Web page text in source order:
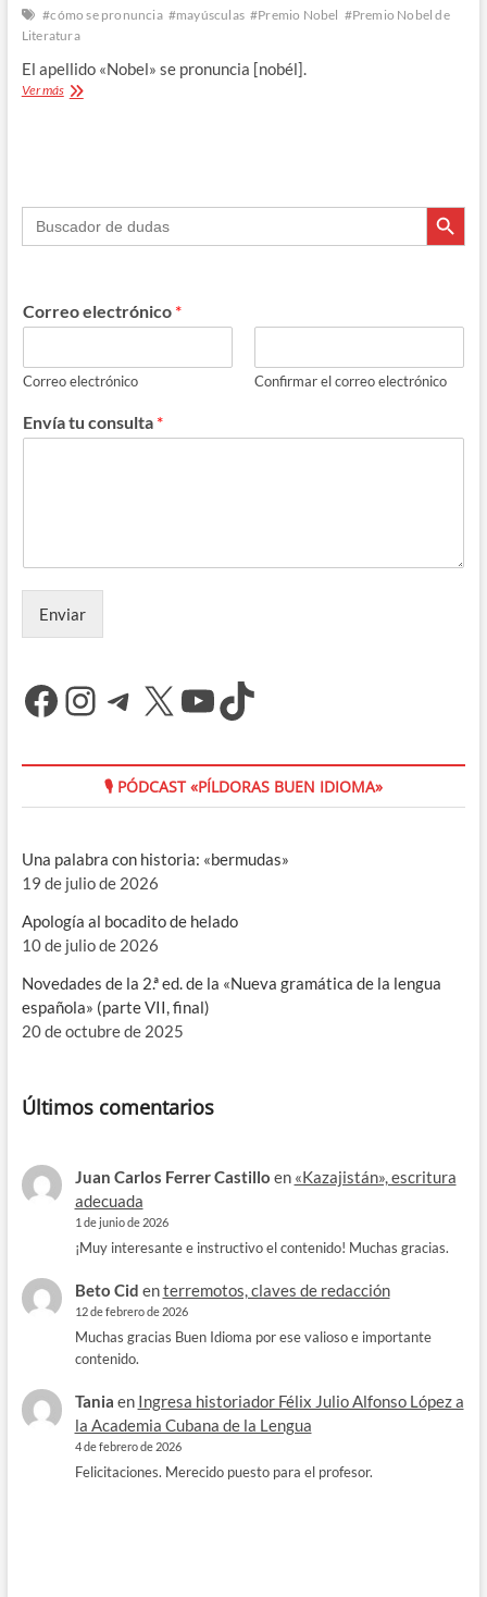
#cómo se pronuncia #mayúsculas #Premio Nobel #Premio Nobel de
Literatura
El apellido «Nobel» se pronuncia [nobél].
Ver másPremios
Buscar: Botón de
Correo electrónico *
Correo electrónico Confirmar el correo electrónico
Envía tu consulta *
Enviar
Facebook
Instagram
Telegram
X YouTube
TikTok
🎙 PÓDCAST «PÍLDORAS BUEN IDIOMA»
Una palabra con historia: «bermudas»
19 de julio de 2026
Apología al bocadito de helado
10 de julio de 2026
Novedades de la 2.ª ed. de la «Nueva gramática de la lengua
española» (parte VII, final)
20 de octubre de 2025
Últimos comentarios
Juan Carlos Ferrer Castillo en «Kazajistán», escritura
adecuada
1 de junio de 2026
¡Muy interesante e instructivo el contenido! Muchas gracias.
Beto Cid enterremotos, claves de redacción
12 de febrero de 2026
Muchas gracias Buen Idioma por ese valioso e importante
contenido.
Tania en Ingresa historiador Félix Julio Alfonso López a
la Academia Cubana de la Lengua
4 de febrero de 2026
Felicitaciones. Merecido puesto para el profesor.